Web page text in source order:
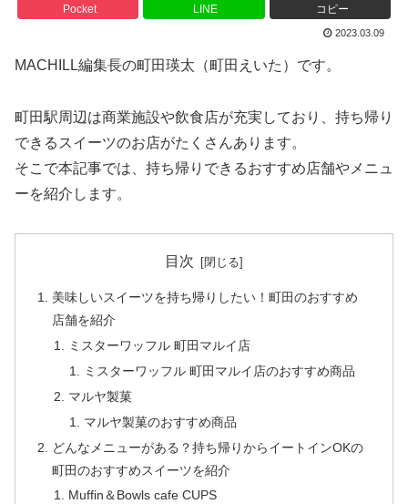
Pocket LINE コピー
2023.03.09
MACHILL編集長の町田瑛太（町田えいた）です。
町田駅周辺は商業施設や飲食店が充実しており、持ち帰り
できるスイーツのお店がたくさんあります。
そこで本記事では、持ち帰りできるおすすめ店舗やメニュ
ーを紹介します。
目次
美味しいスイーツを持ち帰りしたい！町田のおすすめ
店舗を紹介
ミスターワッフル 町田マルイ店
ミスターワッフル 町田マルイ店のおすすめ商品
マルヤ製菓
マルヤ製菓のおすすめ商品
どんなメニューがある？持ち帰りからイートインOKの
町田のおすすめスイーツを紹介
Muffin＆Bowls cafe CUPS